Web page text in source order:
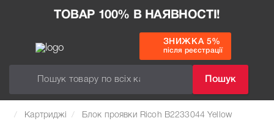
ТОВАР 100% В НАЯВНОСТІ!
Пошук
ЗНИЖКА 5%
після реєстрації
Картриджі Блок проявки Ricoh B2233044 Yellow